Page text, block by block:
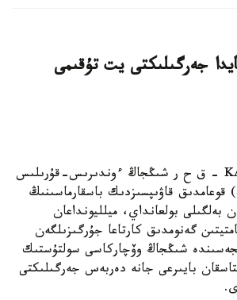
جەرگىلىكتى يت تۇقىمى
استانا. KAZINFORM – ق ح ر شىڭجاڭ ءوندىرىس-قۇرىلىس
قاۋىپسىزدىك باسقارماسىنىڭ
بەلگىلى بولعانداي، ميلليونداعان
گەنومدىق كارتاعا جۇرگىزىلگەن
شىڭجاڭ وۆچاركاسى سولتۇستىك
بايىرعى جانە دەربەس جەرگىلىكتى